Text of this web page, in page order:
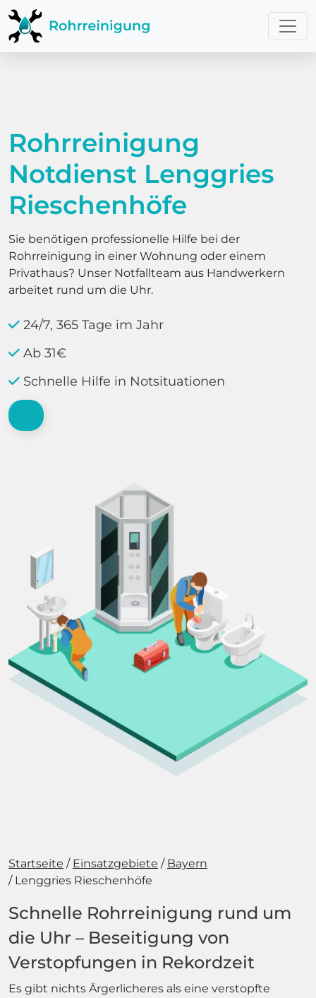
Rohrreinigung
Notdienst Lenggries
Rieschenhöfe
Sie benötigen professionelle Hilfe bei der
Rohrreinigung in einer Wohnung oder einem
Privathaus? Unser Notfallteam aus Handwerkern
arbeitet rund um die Uhr.
24/7, 365 Tage im Jahr
Ab 31€
Schnelle Hilfe in Notsituationen
Startseite Einsatzgebiete
Bayern
Lenggries Rieschenhöfe
Schnelle Rohrreinigung rund um
die Uhr – Beseitigung von
Verstopfungen in Rekordzeit
Es gibt nichts Ärgerlicheres als eine verstopfte